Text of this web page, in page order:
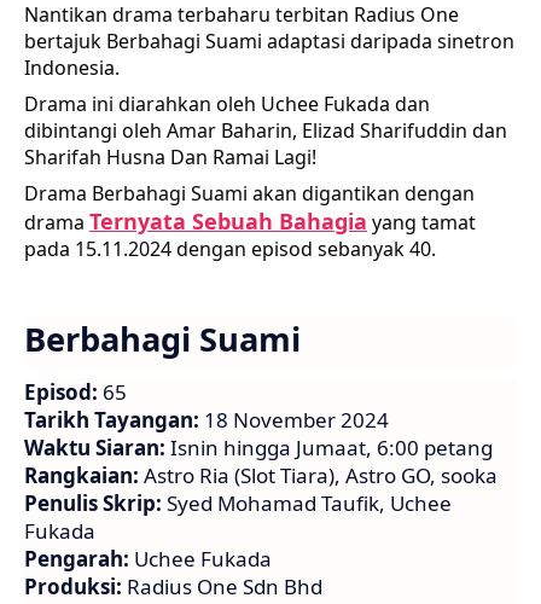
Nantikan drama terbaharu terbitan Radius One
bertajuk Berbahagi Suami adaptasi daripada sinetron
Indonesia.
Drama ini diarahkan oleh Uchee Fukada dan
dibintangi oleh Amar Baharin, Elizad Sharifuddin dan
Sharifah Husna Dan Ramai Lagi!
Drama Berbahagi Suami akan digantikan dengan
drama Ternyata Sebuah Bahagia yang tamat
pada 15.11.2024 dengan episod sebanyak 40.
Berbahagi Suami
Episod: 65
Tarikh Tayangan: 18 November 2024
Waktu Siaran: Isnin hingga Jumaat, 6:00 petang
Rangkaian: Astro Ria (Slot Tiara), Astro GO, sooka
Penulis Skrip: Syed Mohamad Taufik, Uchee
Fukada
Pengarah: Uchee Fukada
Produksi: Radius One Sdn Bhd